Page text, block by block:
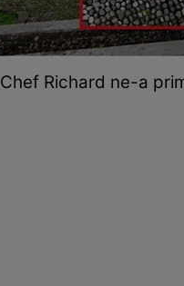
Chef Richard ne-a